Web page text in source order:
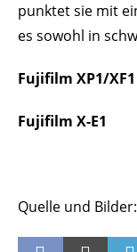
punktet sie mit
es sowohl in
Fujifilm XP1/XF1
Fujifilm X-E1
Quelle und Bilder: